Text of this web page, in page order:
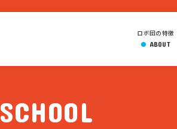
ロボ団の特徴
ABOUT
SCHOOL